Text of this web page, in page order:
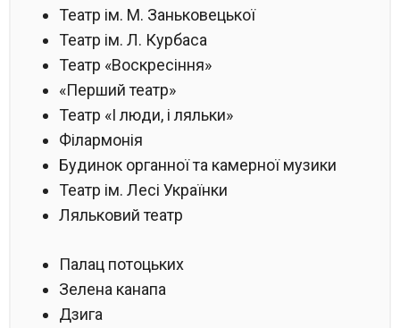
Театр ім. М. Заньковецької
Театр ім. Л. Курбаса
Театр «Воскресіння»
«Перший театр»
Театр «І люди, і ляльки»
Філармонія
Будинок органної та камерної музики
Театр ім. Лесі Українки
Ляльковий театр
Палац потоцьких
Зелена канапа
Дзига